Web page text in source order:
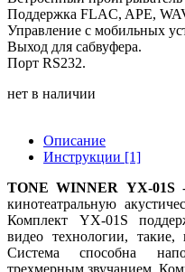
Поддержка FLAC, APE,
Управление с мобильных
Выход для сабвуфера.
Порт RS232.
нет в наличии
Описание
Инструкции [1]
TONE WINNER YX-01S-
кинотеатральную
Комплект YX-01S
видео технологии,
Система способна